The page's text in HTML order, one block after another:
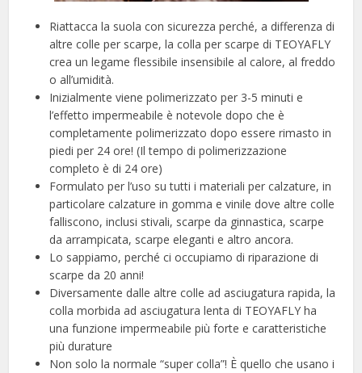
Riattacca la suola con sicurezza perché, a differenza di
altre colle per scarpe, la colla per scarpe di TEOYAFLY
crea un legame flessibile insensibile al calore, al freddo
o all’umidità.
Inizialmente viene polimerizzato per 3-5 minuti e
l’effetto impermeabile è notevole dopo che è
completamente polimerizzato dopo essere rimasto in
piedi per 24 ore! (Il tempo di polimerizzazione
completo è di 24 ore)
Formulato per l’uso su tutti i materiali per calzature, in
particolare calzature in gomma e vinile dove altre colle
falliscono, inclusi stivali, scarpe da ginnastica, scarpe
da arrampicata, scarpe eleganti e altro ancora.
Lo sappiamo, perché ci occupiamo di riparazione di
scarpe da 20 anni!
Diversamente dalle altre colle ad asciugatura rapida, la
colla morbida ad asciugatura lenta di TEOYAFLY ha
una funzione impermeabile più forte e caratteristiche
più durature
Non solo la normale “super colla”! È quello che usano i